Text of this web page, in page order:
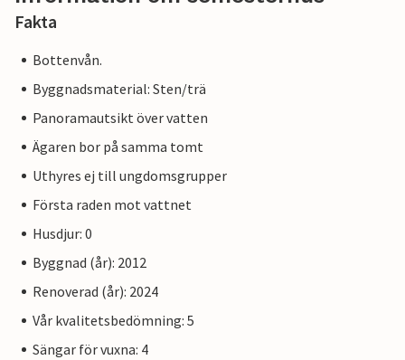
Fakta
Bottenvån.
Byggnadsmaterial: Sten/trä
Panoramautsikt över vatten
Ägaren bor på samma tomt
Uthyres ej till ungdomsgrupper
Första raden mot vattnet
Husdjur: 0
Byggnad (år): 2012
Renoverad (år): 2024
Vår kvalitetsbedömning: 5
Sängar för vuxna: 4